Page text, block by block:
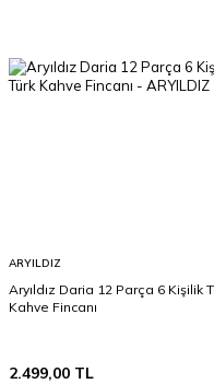
ARYILDIZ
Aryıldız Daria 12 Parça 6 Kişilik
Kahve Fincanı
2.499,00 TL